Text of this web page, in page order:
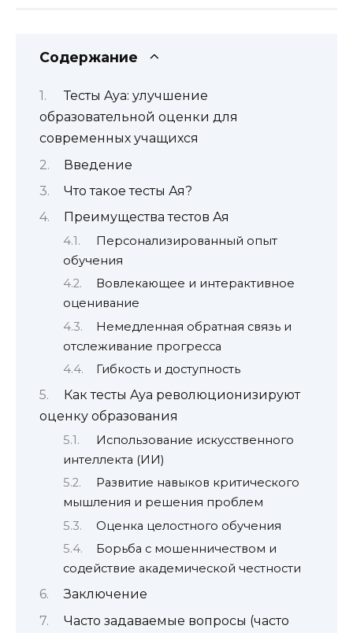
Содержание
Тесты Aya: улучшение
образовательной оценки для
современных учащихся
Введение
Что такое тесты Ая?
Преимущества тестов Ая
Персонализированный опыт
обучения
Вовлекающее и интерактивное
оценивание
Немедленная обратная связь и
отслеживание прогресса
Гибкость и доступность
Как тесты Aya революционизируют
оценку образования
Использование искусственного
интеллекта (ИИ)
Развитие навыков критического
мышления и решения проблем
Оценка целостного обучения
Борьба с мошенничеством и
содействие академической честности
Заключение
Часто задаваемые вопросы (часто